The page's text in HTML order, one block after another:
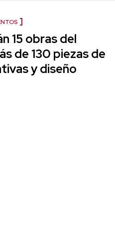
15 obras del
de 130 piezas de
y diseño